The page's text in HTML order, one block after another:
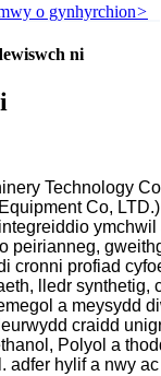
o gynhyrchion>
ni
Technology
Co,
ymchwil
peirianneg,
cronni profiad
lledr synthetig,
a meysydd
craidd
Polyol a
adfer hylif a nwy